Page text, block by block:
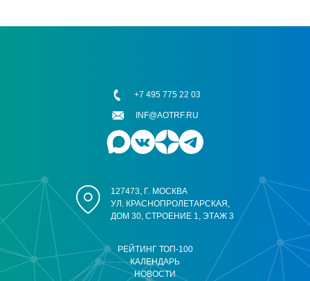
РЕЙТИНГ ТОП-100
КАЛЕНДАРЬ
НОВОСТИ
127473, Г. МОСКВА
УЛ. КРАСНОПРОЛЕТАРСКАЯ,
ДОМ 30, СТРОЕНИЕ 1, ЭТАЖ 3
+7 495 775 22 03
INF@AOTRF.RU